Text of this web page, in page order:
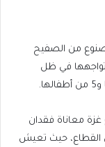
من الصفيح
تواجهها في ظل
معاناة فقدان
القطاع، حيث تعيش